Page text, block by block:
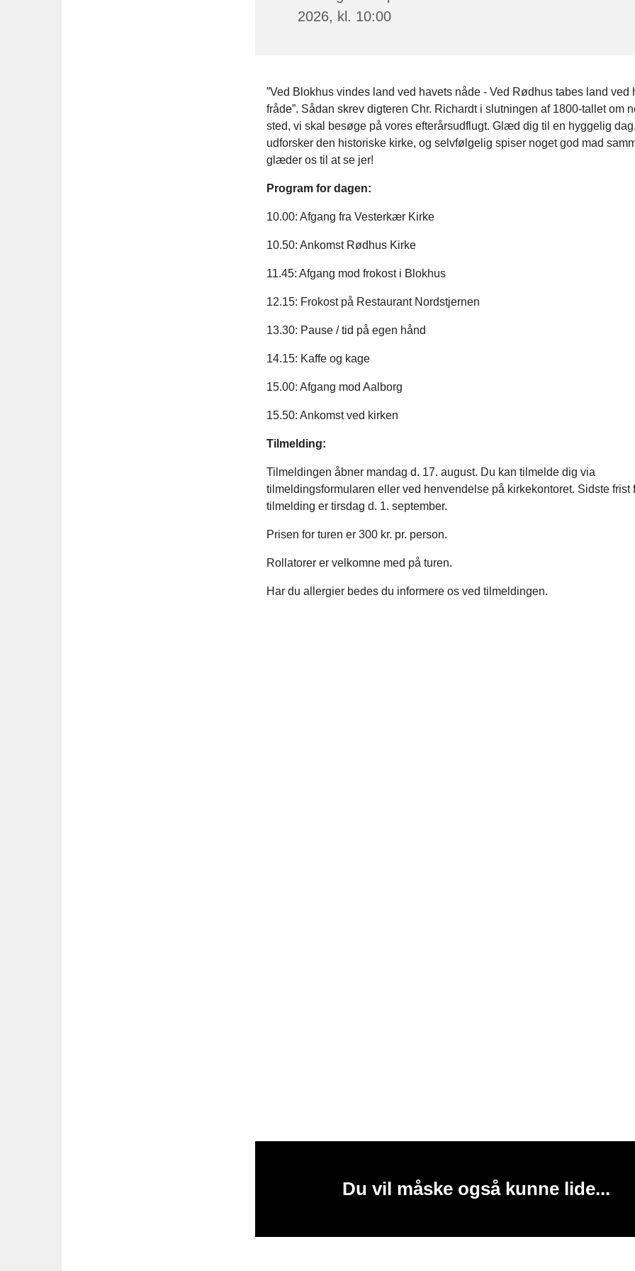
2026, kl. 10:00
”Ved Blokhus vindes land ved havets nåde - Ved Rødhus tabes land ved
fråde”. Sådan skrev digteren Chr. Richardt i slutningen af 1800-tallet om
sted, vi skal besøge på vores efterårsudflugt. Glæd dig til en hyggelig
udforsker den historiske kirke, og selvfølgelig spiser noget god mad
glæder os til at se jer!
Program for dagen:
10.00: Afgang fra Vesterkær Kirke
10.50: Ankomst Rødhus Kirke
11.45: Afgang mod frokost i Blokhus
12.15: Frokost på Restaurant Nordstjernen
13.30: Pause / tid på egen hånd
14.15: Kaffe og kage
15.00: Afgang mod Aalborg
15.50: Ankomst ved kirken
Tilmelding:
Tilmeldingen åbner mandag d. 17. august. Du kan tilmelde dig via
tilmeldingsformularen eller ved henvendelse på kirkekontoret. Sidste frist
tilmelding er tirsdag d. 1. september.
Prisen for turen er 300 kr. pr. person.
Rollatorer er velkomne med på turen.
Har du allergier bedes du informere os ved tilmeldingen.
Du vil måske også kunne lide...